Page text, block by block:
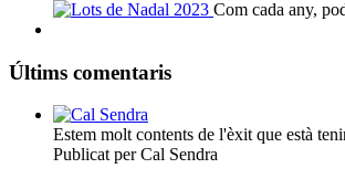
Com cada any,
Últims comentaris
Estem molt contents de l'èxit que està
Publicat per Cal Sendra